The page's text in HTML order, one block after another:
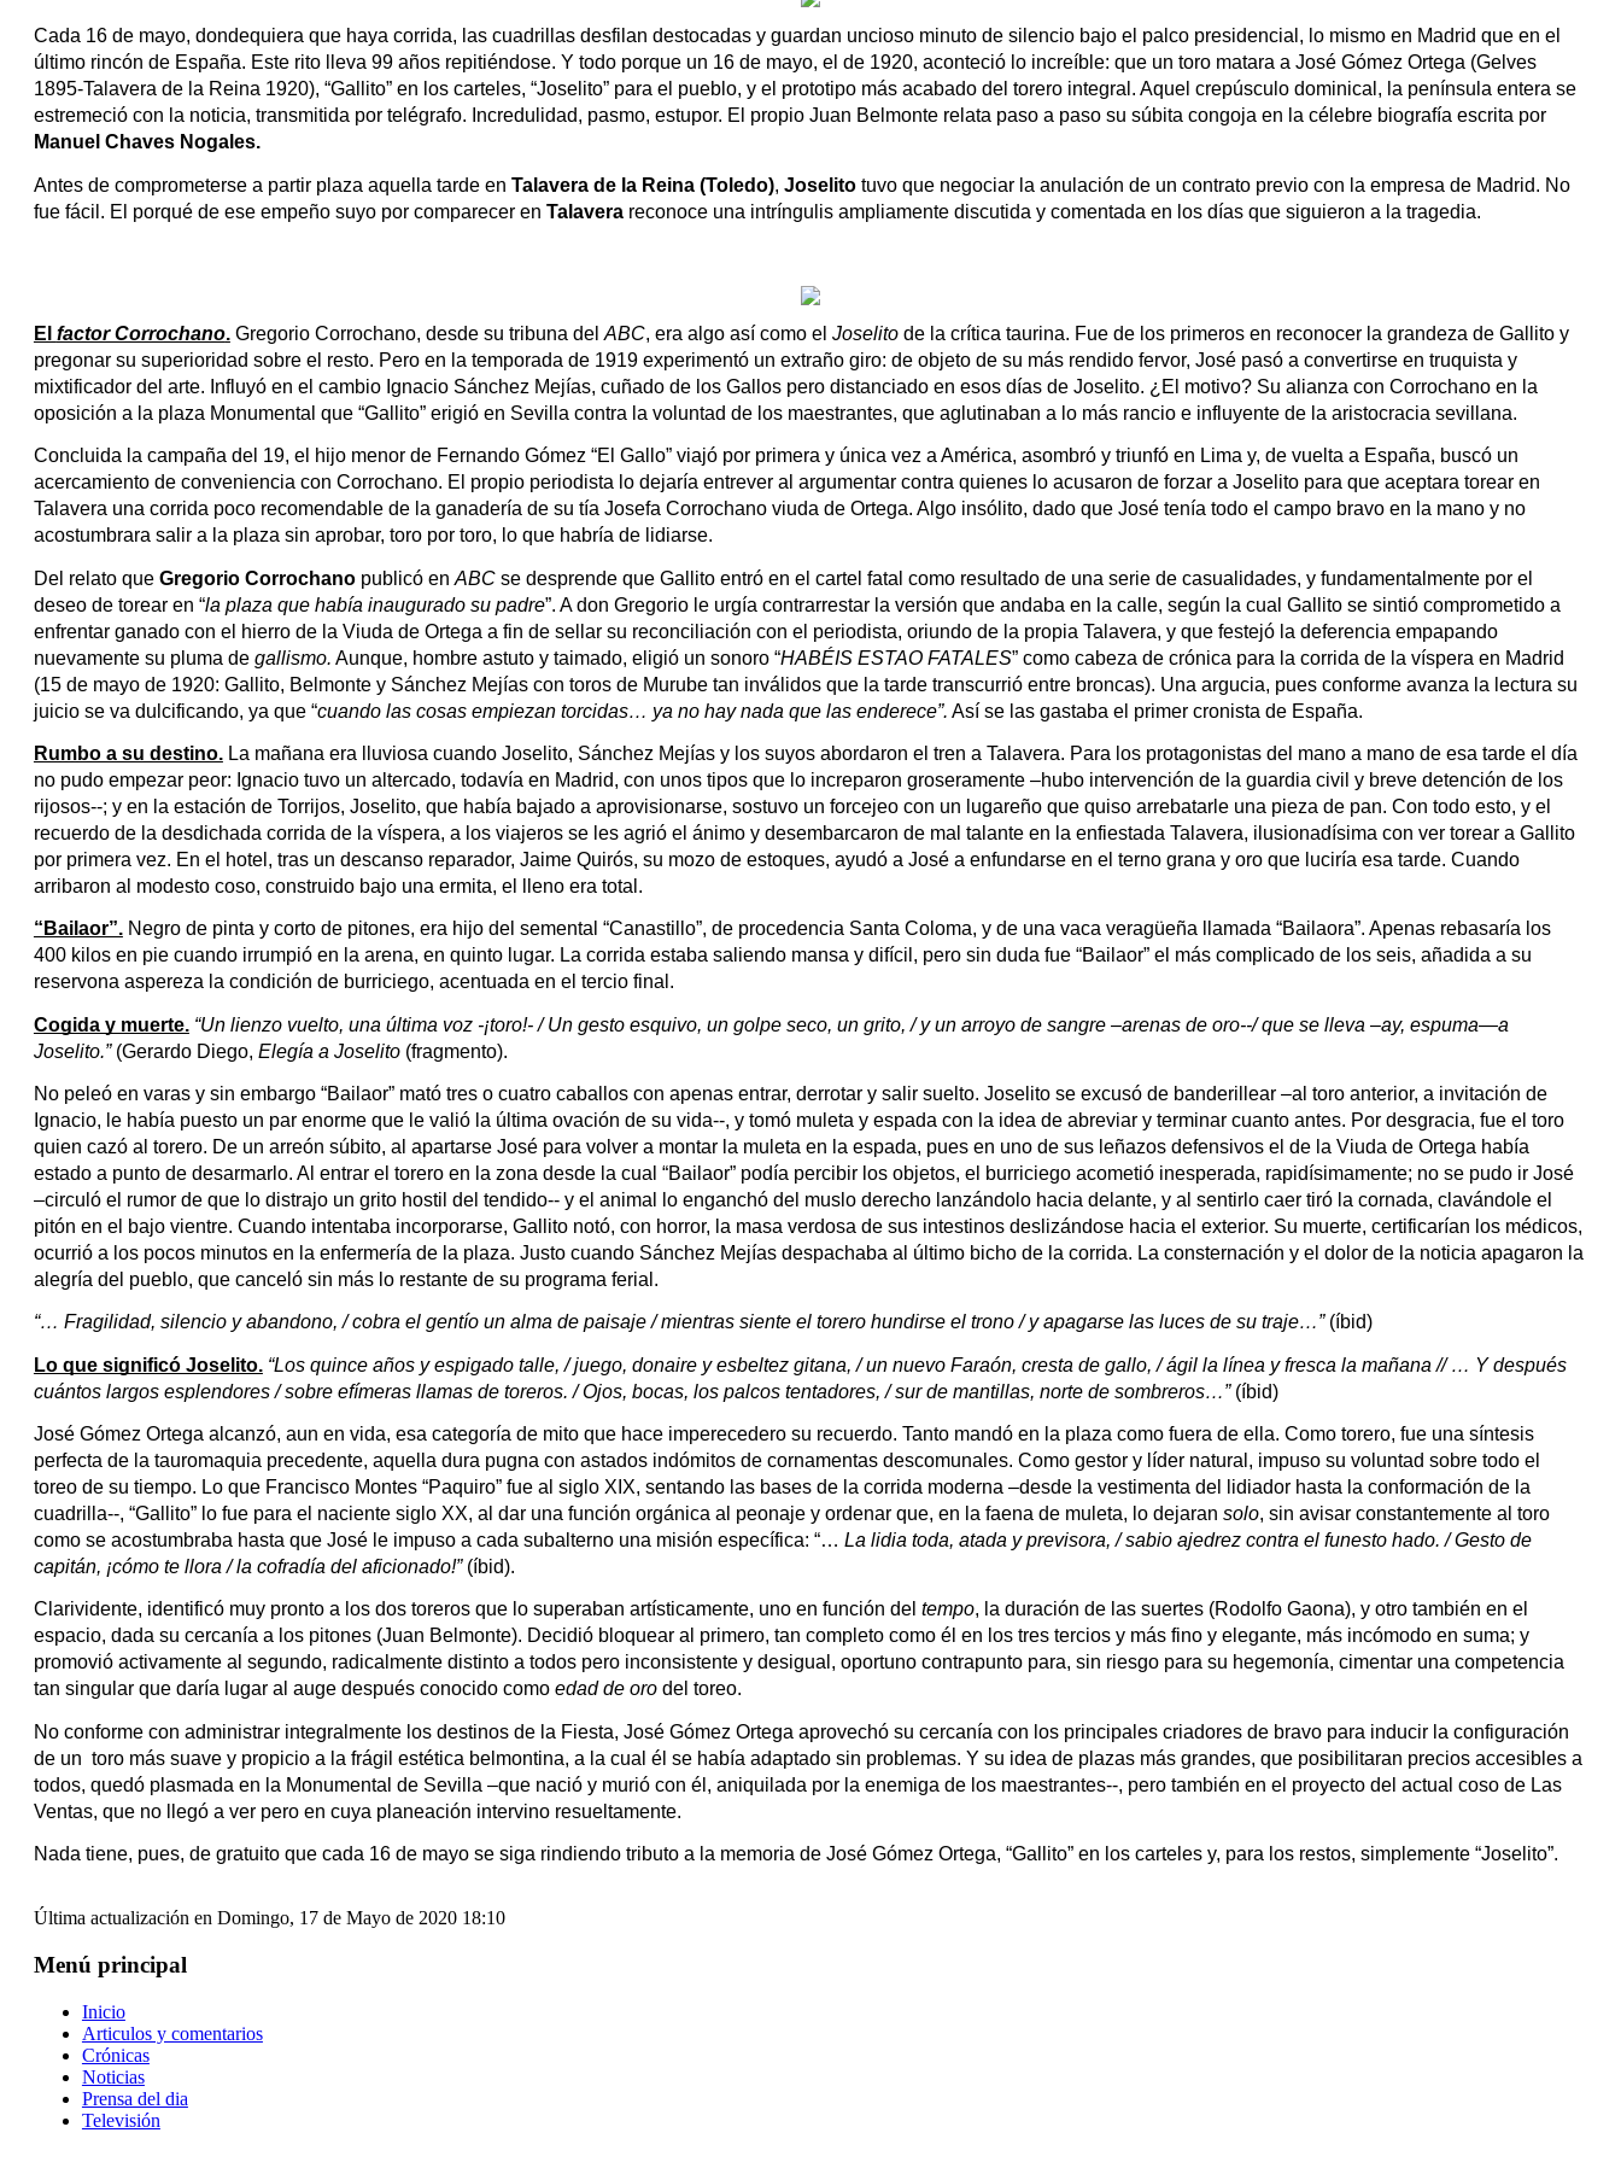
Cada 16 de mayo, dondequiera que haya corrida, las cuadrillas desfilan destocadas y guardan uncioso minuto de silencio bajo el palco presidencial, lo mismo en Madrid que en el
último rincón de España. Este rito lleva 99 años repitiéndose. Y todo porque un 16 de mayo, el de 1920, aconteció lo increíble: que un toro matara a José Gómez Ortega (Gelves
1895-Talavera de la Reina 1920), “Gallito” en los carteles, “Joselito” para el pueblo, y el prototipo más acabado del torero integral. Aquel crepúsculo dominical, la península entera se
estremeció con la noticia, transmitida por telégrafo. Incredulidad, pasmo, estupor. El propio Juan Belmonte relata paso a paso su súbita congoja en la célebre biografía escrita por
Manuel Chaves Nogales.
Antes de comprometerse a partir plaza aquella tarde en Talavera de la Reina (Toledo), Joselito tuvo que negociar la anulación de un contrato previo con la empresa de Madrid. No
fue fácil. El porqué de ese empeño suyo por comparecer en Talavera reconoce una intríngulis ampliamente discutida y comentada en los días que siguieron a la tragedia.
El factor Corrochano. Gregorio Corrochano, desde su tribuna del ABC, era algo así como el Joselito de la crítica taurina. Fue de los primeros en reconocer la grandeza de Gallito y
pregonar su superioridad sobre el resto. Pero en la temporada de 1919 experimentó un extraño giro: de objeto de su más rendido fervor, José pasó a convertirse en truquista y
mixtificador del arte. Influyó en el cambio Ignacio Sánchez Mejías, cuñado de los Gallos pero distanciado en esos días de Joselito. ¿El motivo? Su alianza con Corrochano en la
oposición a la plaza Monumental que “Gallito” erigió en Sevilla contra la voluntad de los maestrantes, que aglutinaban a lo más rancio e influyente de la aristocracia sevillana.
Concluida la campaña del 19, el hijo menor de Fernando Gómez “El Gallo” viajó por primera y única vez a América, asombró y triunfó en Lima y, de vuelta a España, buscó un
acercamiento de conveniencia con Corrochano. El propio periodista lo dejaría entrever al argumentar contra quienes lo acusaron de forzar a Joselito para que aceptara torear en
Talavera una corrida poco recomendable de la ganadería de su tía Josefa Corrochano viuda de Ortega. Algo insólito, dado que José tenía todo el campo bravo en la mano y no
acostumbrara salir a la plaza sin aprobar, toro por toro, lo que habría de lidiarse.
Del relato que Gregorio Corrochano publicó en ABC se desprende que Gallito entró en el cartel fatal como resultado de una serie de casualidades, y fundamentalmente por el
deseo de torear en “la plaza que había inaugurado su padre”. A don Gregorio le urgía contrarrestar la versión que andaba en la calle, según la cual Gallito se sintió comprometido a
enfrentar ganado con el hierro de la Viuda de Ortega a fin de sellar su reconciliación con el periodista, oriundo de la propia Talavera, y que festejó la deferencia empapando
nuevamente su pluma de gallismo. Aunque, hombre astuto y taimado, eligió un sonoro “HABÉIS ESTAO FATALES” como cabeza de crónica para la corrida de la víspera en Madrid
(15 de mayo de 1920: Gallito, Belmonte y Sánchez Mejías con toros de Murube tan inválidos que la tarde transcurrió entre broncas). Una argucia, pues conforme avanza la lectura su
juicio se va dulcificando, ya que “cuando las cosas empiezan torcidas… ya no hay nada que las enderece”. Así se las gastaba el primer cronista de España.
Rumbo a su destino. La mañana era lluviosa cuando Joselito, Sánchez Mejías y los suyos abordaron el tren a Talavera. Para los protagonistas del mano a mano de esa tarde el día
no pudo empezar peor: Ignacio tuvo un altercado, todavía en Madrid, con unos tipos que lo increparon groseramente –hubo intervención de la guardia civil y breve detención de los
rijosos--; y en la estación de Torrijos, Joselito, que había bajado a aprovisionarse, sostuvo un forcejeo con un lugareño que quiso arrebatarle una pieza de pan. Con todo esto, y el
recuerdo de la desdichada corrida de la víspera, a los viajeros se les agrió el ánimo y desembarcaron de mal talante en la enfiestada Talavera, ilusionadísima con ver torear a Gallito
por primera vez. En el hotel, tras un descanso reparador, Jaime Quirós, su mozo de estoques, ayudó a José a enfundarse en el terno grana y oro que luciría esa tarde. Cuando
arribaron al modesto coso, construido bajo una ermita, el lleno era total.
“Bailaor”. Negro de pinta y corto de pitones, era hijo del semental “Canastillo”, de procedencia Santa Coloma, y de una vaca veragüeña llamada “Bailaora”. Apenas rebasaría los
400 kilos en pie cuando irrumpió en la arena, en quinto lugar. La corrida estaba saliendo mansa y difícil, pero sin duda fue “Bailaor” el más complicado de los seis, añadida a su
reservona aspereza la condición de burriciego, acentuada en el tercio final.
Cogida y muerte. “Un lienzo vuelto, una última voz -¡toro!- / Un gesto esquivo, un golpe seco, un grito, / y un arroyo de sangre –arenas de oro--/ que se lleva –ay, espuma—a
Joselito.” (Gerardo Diego, Elegía a Joselito (fragmento).
No peleó en varas y sin embargo “Bailaor” mató tres o cuatro caballos con apenas entrar, derrotar y salir suelto. Joselito se excusó de banderillear –al toro anterior, a invitación de
Ignacio, le había puesto un par enorme que le valió la última ovación de su vida--, y tomó muleta y espada con la idea de abreviar y terminar cuanto antes. Por desgracia, fue el toro
quien cazó al torero. De un arreón súbito, al apartarse José para volver a montar la muleta en la espada, pues en uno de sus leñazos defensivos el de la Viuda de Ortega había
estado a punto de desarmarlo. Al entrar el torero en la zona desde la cual “Bailaor” podía percibir los objetos, el burriciego acometió inesperada, rapidísimamente; no se pudo ir José
–circuló el rumor de que lo distrajo un grito hostil del tendido-- y el animal lo enganchó del muslo derecho lanzándolo hacia delante, y al sentirlo caer tiró la cornada, clavándole el
pitón en el bajo vientre. Cuando intentaba incorporarse, Gallito notó, con horror, la masa verdosa de sus intestinos deslizándose hacia el exterior. Su muerte, certificarían los médicos,
ocurrió a los pocos minutos en la enfermería de la plaza. Justo cuando Sánchez Mejías despachaba al último bicho de la corrida. La consternación y el dolor de la noticia apagaron la
alegría del pueblo, que canceló sin más lo restante de su programa ferial.
“… Fragilidad, silencio y abandono, / cobra el gentío un alma de paisaje / mientras siente el torero hundirse el trono / y apagarse las luces de su traje…” (íbid)
Lo que significó Joselito. “Los quince años y espigado talle, / juego, donaire y esbeltez gitana, / un nuevo Faraón, cresta de gallo, / ágil la línea y fresca la mañana // … Y después
cuántos largos esplendores / sobre efímeras llamas de toreros. / Ojos, bocas, los palcos tentadores, / sur de mantillas, norte de sombreros…” (íbid)
José Gómez Ortega alcanzó, aun en vida, esa categoría de mito que hace imperecedero su recuerdo. Tanto mandó en la plaza como fuera de ella. Como torero, fue una síntesis
perfecta de la tauromaquia precedente, aquella dura pugna con astados indómitos de cornamentas descomunales. Como gestor y líder natural, impuso su voluntad sobre todo el
toreo de su tiempo. Lo que Francisco Montes “Paquiro” fue al siglo XIX, sentando las bases de la corrida moderna –desde la vestimenta del lidiador hasta la conformación de la
cuadrilla--, “Gallito” lo fue para el naciente siglo XX, al dar una función orgánica al peonaje y ordenar que, en la faena de muleta, lo dejaran solo, sin avisar constantemente al toro
como se acostumbraba hasta que José le impuso a cada subalterno una misión específica: “… La lidia toda, atada y previsora, / sabio ajedrez contra el funesto hado. / Gesto de
capitán, ¡cómo te llora / la cofradía del aficionado!” (íbid).
Clarividente, identificó muy pronto a los dos toreros que lo superaban artísticamente, uno en función del tempo, la duración de las suertes (Rodolfo Gaona), y otro también en el
espacio, dada su cercanía a los pitones (Juan Belmonte). Decidió bloquear al primero, tan completo como él en los tres tercios y más fino y elegante, más incómodo en suma; y
promovió activamente al segundo, radicalmente distinto a todos pero inconsistente y desigual, oportuno contrapunto para, sin riesgo para su hegemonía, cimentar una competencia
tan singular que daría lugar al auge después conocido como edad de oro del toreo.
No conforme con administrar integralmente los destinos de la Fiesta, José Gómez Ortega aprovechó su cercanía con los principales criadores de bravo para inducir la configuración
de un  toro más suave y propicio a la frágil estética belmontina, a la cual él se había adaptado sin problemas. Y su idea de plazas más grandes, que posibilitaran precios accesibles a
todos, quedó plasmada en la Monumental de Sevilla –que nació y murió con él, aniquilada por la enemiga de los maestrantes--, pero también en el proyecto del actual coso de Las
Ventas, que no llegó a ver pero en cuya planeación intervino resueltamente.
Nada tiene, pues, de gratuito que cada 16 de mayo se siga rindiendo tributo a la memoria de José Gómez Ortega, “Gallito” en los carteles y, para los restos, simplemente “Joselito”.
Última actualización en Domingo, 17 de Mayo de 2020 18:10
Menú principal
Inicio
Articulos y comentarios
Crónicas
Noticias
Prensa del dia
Televisión